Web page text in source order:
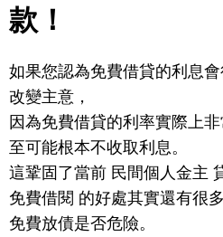
款！
如果您認為免費借貸的利息
改變主意，
因為免費借貸的利率實際上
至可能根本不收取利息。
這鞏固了當前 民間個人金主
免費借閱 的好處其實還有很
免費放債是否危險。